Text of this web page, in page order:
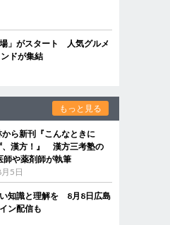
」がスタート 人気グルメ
ドが集結
もっと見る
ら新刊『こんなときに
、漢方！』 漢方三考塾の
師や薬剤師が執筆
5日
知識と理解を 8月8日広島
ン配信も